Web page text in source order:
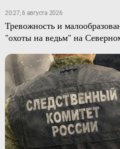
20:27, 6 августа 2026
Тревожность и
"охоты на ведьм" на